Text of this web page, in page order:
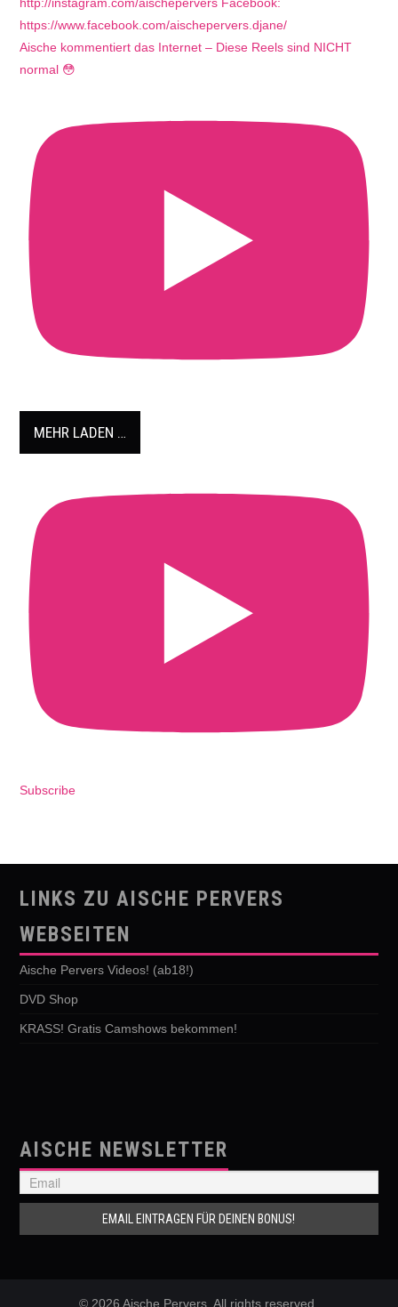
Aische kommentiert das Internet – Diese Reels sind NICHT
normal 😳
MEHR LADEN …
Subscribe
LINKS ZU AISCHE PERVERS
WEBSEITEN
Aische Pervers Videos! (ab18!)
DVD Shop
KRASS! Gratis Camshows bekommen!
AISCHE NEWSLETTER
© 2026 Aische Pervers. All rights reserved.